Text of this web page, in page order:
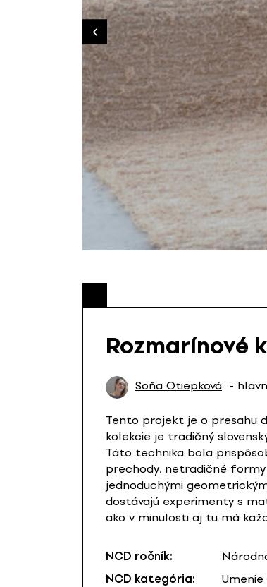
Rozmarínové
Soňa Otiepková -
Tento projekt je o presahu
kolekcie je tradičný
Táto technika bola
prechody, netradičné
jednoduchými
dostávajú experimenty s
ako v minulosti aj tu má
NCD ročník:
NCD kategória: